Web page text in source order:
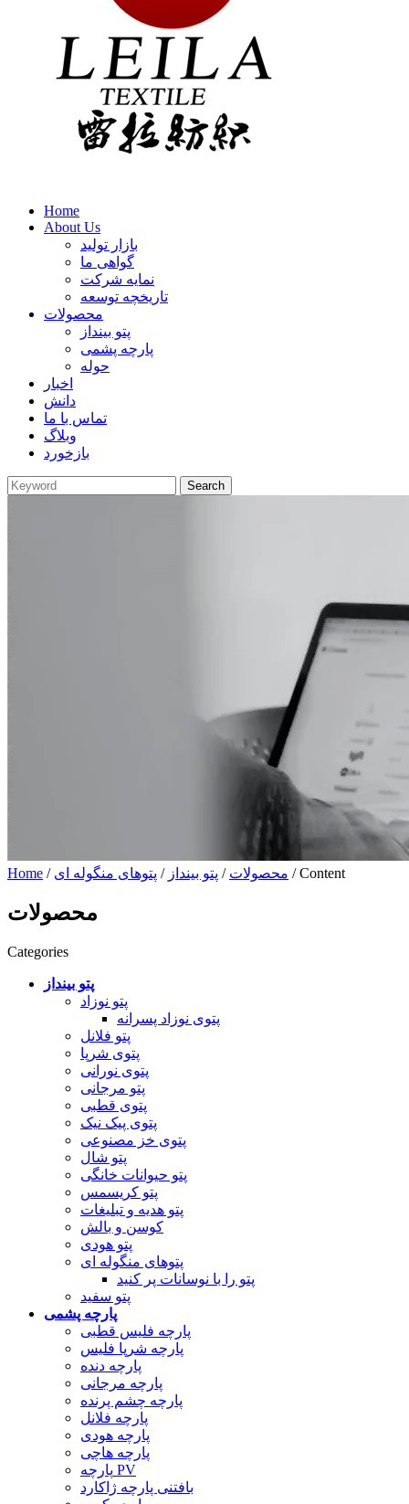
Home
About Us
بازار تولید
گواهی ما
نمایه شرکت
تاریخچه توسعه
محصولات
پتو بینداز
پارچه پشمی
حوله
اخبار
دانش
تماس با ما
وبلاگ
بازخورد
Home / محصولات / پتو بینداز / پتوهای منگوله ای / Content
محصولات
Categories
پتو بینداز
پتو نوزاد
پتوی نوزاد پسرانه
پتو فلانل
پتوی شرپا
پتوی نورانی
پتو مرجانی
پتوی قطبی
پتوی پیک نیک
پتوی خز مصنوعی
پتو شال
پتو حیوانات خانگی
پتو کریسمس
پتو هدیه و تبلیغات
کوسن و بالش
پتو هودی
پتوهای منگوله ای
پتو را با نوسانات پر کنید
پتو سفید
پارچه پشمی
پارچه فلیس قطبی
پارچه شرپا فلیس
پارچه دنده
پارچه مرجانی
پارچه چشم پرنده
پارچه فلانل
پارچه هودی
پارچه هاچی
پارچه PV
بافتنی پارچه ژاکارد